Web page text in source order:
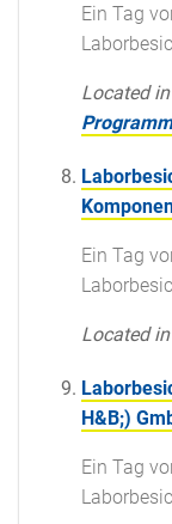
Ein Tag
Located in
Ein Tag
Located in
H&B;)
Ein Tag